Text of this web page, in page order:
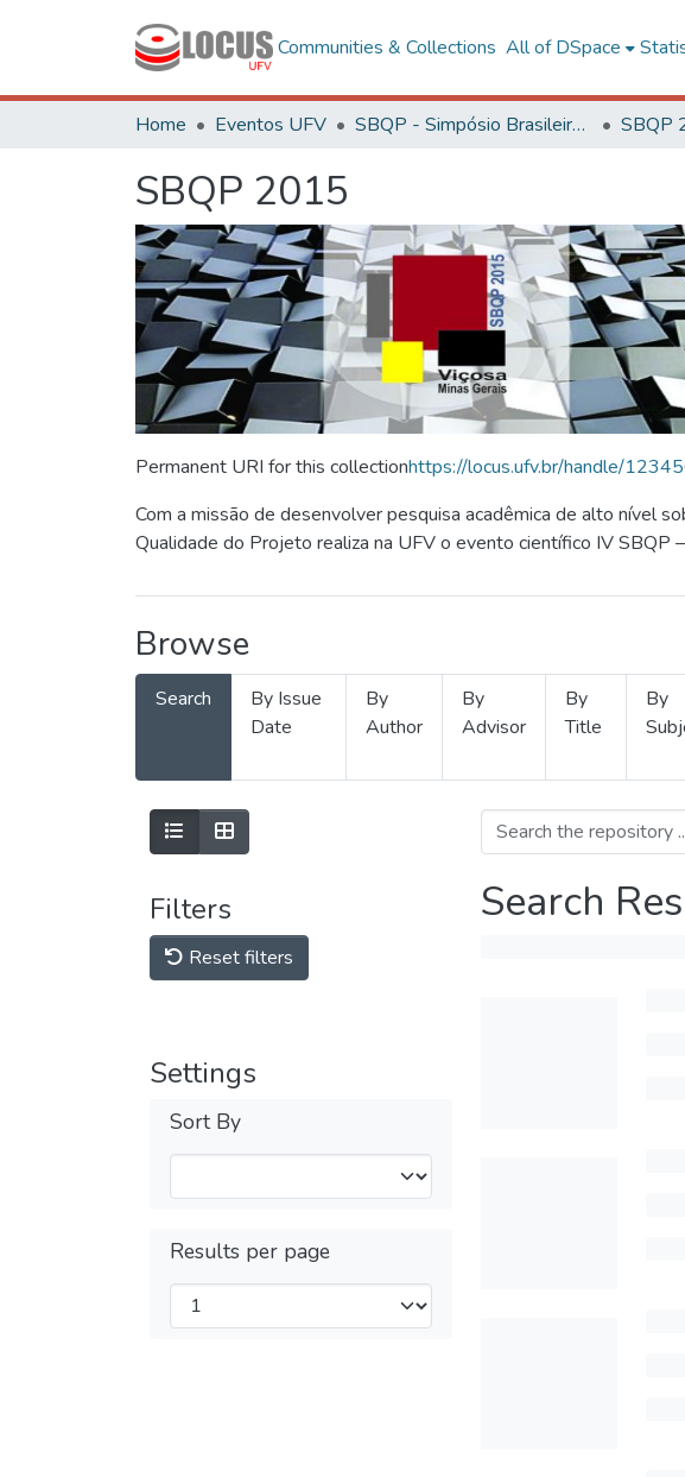
Communities & Collections All of DSpace
Home Eventos UFV SBQP - Simpósio Brasileiro de Qualidade do Projeto no Ambiente Construído SBQP
SBQP 2015
Permanent URI for this collectionhttps://locus.ufv.br/handle/
Com a missão de desenvolver pesquisa acadêmica de alto nível
Qualidade do Projeto realiza na UFV o evento científico IV
Browse
Search
By Issue
Date
By
Author
By
Advisor
By
Title
By
Filters
Reset filters
Settings
Sort By
Results per page
Search